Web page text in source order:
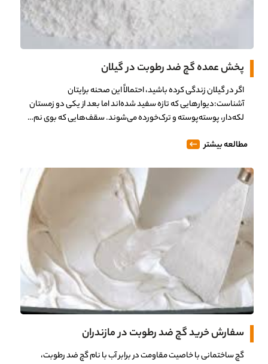
پخش عمده گچ ضد رطوبت در گیلان
اگر در گیلان زندگی کرده باشید، احتمالاً این صحنه برایتان
آشناست:دیوارهایی که تازه سفید شده‌اند اما بعد از یکی دو زمستان
لکه‌دار، پوسته‌پوسته و ترک‌خورده می‌شوند. سقف‌هایی که بوی نم…
مطالعه بیشتر
سفارش خرید گچ ضد رطوبت در مازندران
گچ ساختمانی با خاصیت مقاومت در برابر آب با نام گچ ضد رطوبت،